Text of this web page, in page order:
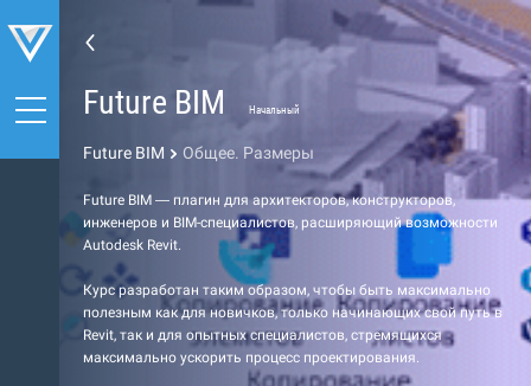
Future BIM Начальный
Future BIM Общее. Размеры
Future BIM — плагин для архитекторов, конструкторов,
инженеров и BIM-специалистов, расширяющий возможности
Autodesk Revit.
Курс разработан таким образом, чтобы быть максимально
полезным как для новичков, только начинающих свой путь в
Revit, так и для опытных специалистов, стремящихся
максимально ускорить процесс проектирования.